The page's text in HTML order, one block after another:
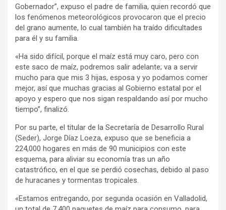
Gobernador”, expuso el padre de familia, quien recordó que
los fenómenos meteorológicos provocaron que el precio
del grano aumente, lo cual también ha traído dificultades
para él y su familia.
«Ha sido difícil, porque el maíz está muy caro, pero con
este saco de maíz, podremos salir adelante; va a servir
mucho para que mis 3 hijas, esposa y yo podamos comer
mejor, así que muchas gracias al Gobierno estatal por el
apoyo y espero que nos sigan respaldando así por mucho
tiempo”, finalizó.
Por su parte, el titular de la Secretaría de Desarrollo Rural
(Seder), Jorge Díaz Loeza, expuso que se beneficia a
224,000 hogares en más de 90 municipios con este
esquema, para aliviar su economía tras un año
catastrófico, en el que se perdió cosechas, debido al paso
de huracanes y tormentas tropicales.
«Estamos entregando, por segunda ocasión en Valladolid,